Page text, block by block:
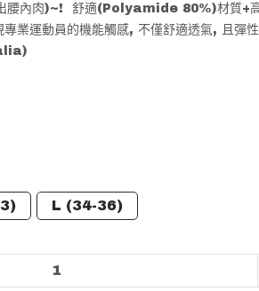
腰內肉)~! 舒適(Polyamide 80%)材質+
運動員的機能觸感, 不僅舒適透氣, 且彈
L (34-36)